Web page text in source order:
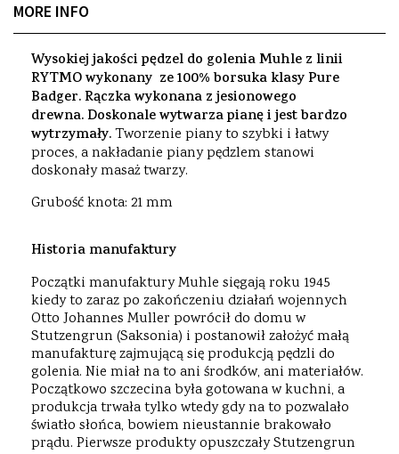
MORE INFO
Wysokiej jakości pędzel do golenia Muhle z linii
RYTMO wykonany ze 100% borsuka klasy Pure
Badger. Rączka wykonana z jesionowego
drewna. Doskonale wytwarza pianę i jest bardzo
wytrzymały.Tworzenie piany to szybki i łatwy
proces, a nakładanie piany pędzlem stanowi
doskonały masaż twarzy.
Grubość knota: 21 mm
Historia manufaktury
Początki manufaktury Muhle sięgają roku 1945
kiedy to zaraz po zakończeniu działań wojennych
Otto Johannes Muller powrócił do domu w
Stutzengrun (Saksonia) i postanowił założyć małą
manufakturę zajmującą się produkcją pędzli do
golenia. Nie miał na to ani środków, ani materiałów.
Początkowo szczecina była gotowana w kuchni, a
produkcja trwała tylko wtedy gdy na to pozwalało
światło słońca, bowiem nieustannie brakowało
prądu. Pierwsze produkty opuszczały Stutzengrun